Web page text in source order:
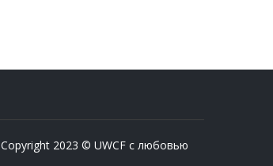
Copyright 2023 © UWCF с любовью